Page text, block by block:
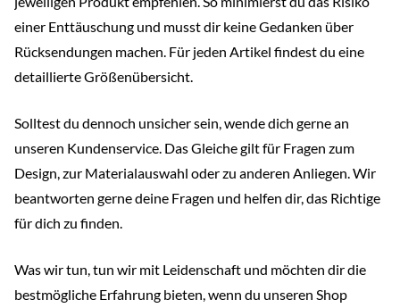
einer Enttäuschung und musst dir keine Gedanken über
Rücksendungen machen. Für jeden Artikel findest du eine
detaillierte Größenübersicht.
Solltest du dennoch unsicher sein, wende dich gerne an
unseren Kundenservice. Das Gleiche gilt für Fragen zum
Design, zur Materialauswahl oder zu anderen Anliegen. Wir
beantworten gerne deine Fragen und helfen dir, das Richtige
für dich zu finden.
Was wir tun, tun wir mit Leidenschaft und möchten dir die
bestmögliche Erfahrung bieten, wenn du unseren Shop